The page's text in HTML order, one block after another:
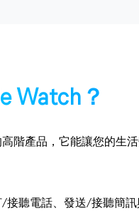
Watch？
階產品，它能讓您的生
接聽電話、發送/接聽簡